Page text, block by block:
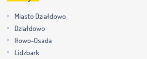
Miasto Działdowo
Działdowo
Iłowo-Osada
Lidzbark